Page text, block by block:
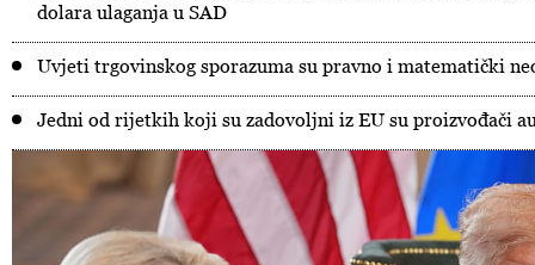
dolara ulaganja u SAD
Uvjeti trgovinskog sporazuma su pravno i matematički
Jedni od rijetkih koji su zadovoljni iz EU su proizvođači